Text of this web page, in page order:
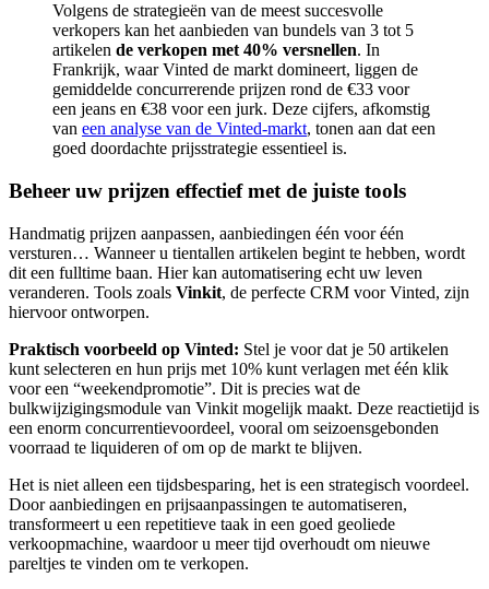
Volgens de strategieën van de meest succesvolle
verkopers kan het aanbieden van bundels van 3 tot 5
artikelen de verkopen met 40% versnellen. In
Frankrijk, waar Vinted de markt domineert, liggen de
gemiddelde concurrerende prijzen rond de €33 voor
een jeans en €38 voor een jurk. Deze cijfers, afkomstig
van een analyse van de Vinted-markt, tonen aan dat een
goed doordachte prijsstrategie essentieel is.
Beheer uw prijzen effectief met de juiste tools
Handmatig prijzen aanpassen, aanbiedingen één voor één
versturen… Wanneer u tientallen artikelen begint te hebben, wordt
dit een fulltime baan. Hier kan automatisering echt uw leven
veranderen. Tools zoals Vinkit, de perfecte CRM voor Vinted, zijn
hiervoor ontworpen.
Praktisch voorbeeld op Vinted: Stel je voor dat je 50 artikelen
kunt selecteren en hun prijs met 10% kunt verlagen met één klik
voor een “weekendpromotie”. Dit is precies wat de
bulkwijzigingsmodule van Vinkit mogelijk maakt. Deze reactietijd is
een enorm concurrentievoordeel, vooral om seizoensgebonden
voorraad te liquideren of om op de markt te blijven.
Het is niet alleen een tijdsbesparing, het is een strategisch voordeel.
Door aanbiedingen en prijsaanpassingen te automatiseren,
transformeert u een repetitieve taak in een goed geoliede
verkoopmachine, waardoor u meer tijd overhoudt om nieuwe
pareltjes te vinden om te verkopen.